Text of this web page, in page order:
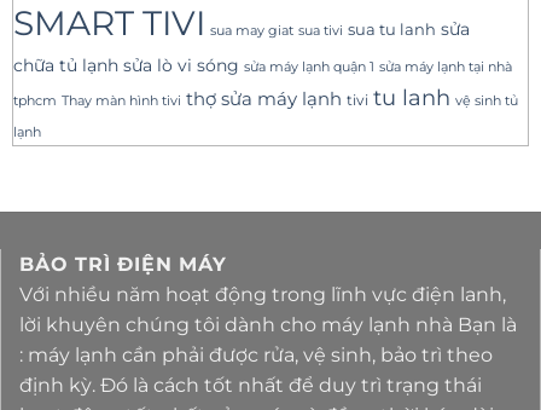
SMART TIVI sua may giat sua tivi sua tu lanh sửa
chữa tủ lạnh sửa lò vi sóng sửa máy lạnh quận 1 sửa máy lạnh tại nhà
tphcm Thay màn hình tivi thợ sửa máy lạnh tivi tu lanh vệ sinh tủ
lạnh
BẢO TRÌ ĐIỆN MÁY
Với nhiều năm hoạt động trong lĩnh vực điện lanh,
lời khuyên chúng tôi dành cho máy lạnh nhà Bạn là
: máy lạnh cần phải được rửa, vệ sinh, bảo trì theo
định kỳ. Đó là cách tốt nhất để duy trì trạng thái